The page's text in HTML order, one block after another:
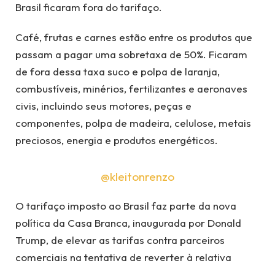
Brasil ficaram fora do tarifaço.
Café, frutas e carnes estão entre os produtos que
passam a pagar uma sobretaxa de 50%. Ficaram
de fora dessa taxa suco e polpa de laranja,
combustíveis, minérios, fertilizantes e aeronaves
civis, incluindo seus motores, peças e
componentes, polpa de madeira, celulose, metais
preciosos, energia e produtos energéticos.
@kleitonrenzo
O tarifaço imposto ao Brasil faz parte da nova
política da Casa Branca, inaugurada por Donald
Trump, de elevar as tarifas contra parceiros
comerciais na tentativa de reverter à relativa